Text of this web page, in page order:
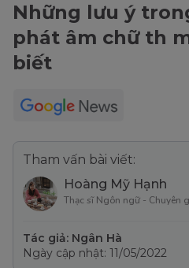
Những lưu ý
phát âm chữ th
biết
Tham vấn bài viết:
Hoàng Mỹ Hạnh
Thạc sĩ Ngôn ngữ - Chuyên
Tác giả: Ngân Hà
Ngày cập nhật: 11/05/2022